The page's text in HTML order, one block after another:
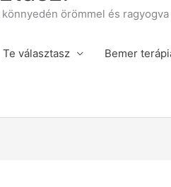
örömmel és
Te választasz Bemer